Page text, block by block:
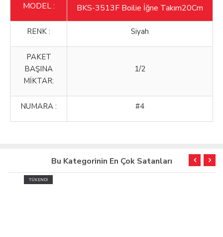
MODEL :
BKS-3513F Boilie İğne Takım20Cm
RENK : Siyah
PAKET
BAŞINA
MİKTAR:
1/2
NUMARA : #4
Bu Kategorinin En Çok Satanları
TÜKENDİ